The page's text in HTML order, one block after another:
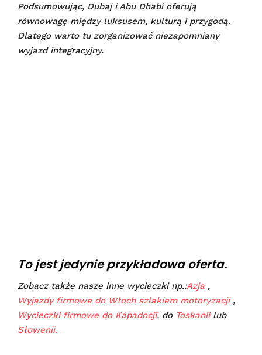
Podsumowując, Dubaj i Abu Dhabi oferują
równowagę między luksusem, kulturą i przygodą.
Dlatego warto tu zorganizować niezapomniany
wyjazd integracyjny.
To jest jedynie przykładowa oferta.
Zobacz także nasze inne wycieczki np.:Azja ,
Wyjazdy firmowe do Włoch szlakiem motoryzacji,
Wycieczki firmowe do Kapadocji, do Toskaniilub
Słowenii.